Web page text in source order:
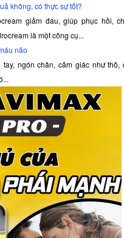
không, có thực sự tốt?
giảm đau, giúp phục hồi,
là một công cụ...
não
ngón chân, cảm giác như thô,